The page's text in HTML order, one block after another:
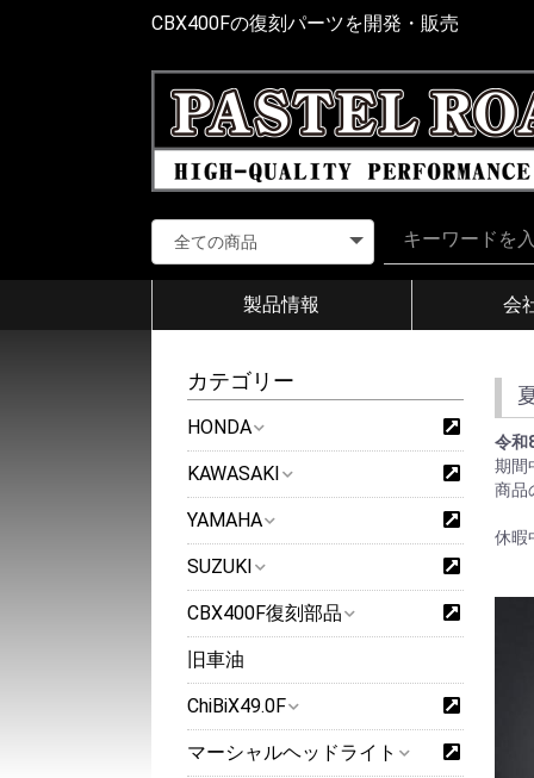
CBX400Fの復刻パーツを開発・販売
製品情報 会
カテゴリー
HONDA
KAWASAKI
YAMAHA
SUZUKI
CBX400F復刻部品
旧車油
ChiBiX49.0F
マーシャルヘッドライト
令和
期間
商品
休暇